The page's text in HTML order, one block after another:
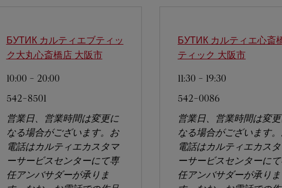
БУТИК カルティエブティッ
ク大丸心斎橋店 大阪市
10:00 - 20:00
542-8501
営業日、営業時間は変更に
なる場合がございます。お
電話はカルティエカスタマ
ーサービスセンターにて専
任アンバサダーが承りま
БУТИК カルティエ心斎
ティック 大阪市
11:30 - 19:30
542-0086
営業日、営業時間は変
なる場合がございます
電話はカルティエカス
ーサービスセンターに
任アンバサダーが承りま